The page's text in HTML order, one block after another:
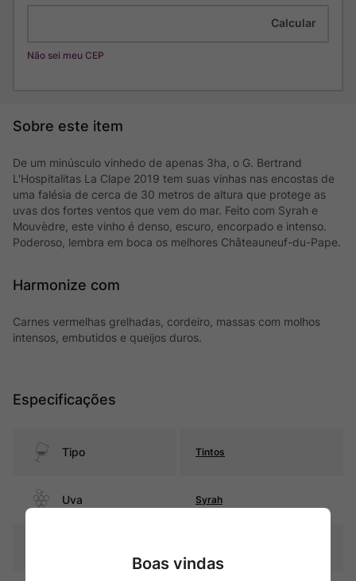
Não sei meu CEP
De um minúsculo vinhedo de apenas 3ha, o G. Bertrand
L'Hospitalitas La Clape 2019 tem suas vinhas nas encostas de
uma falésia de cerca de 30 metros de altura que protege as
uvas dos fortes ventos que vem do mar. Feito com Syrah e
Mouvèdre, este vinho é denso, escuro, encorpado e intenso.
Poderoso, lembra em boca os melhores Châteauneuf-du-Pape.
Harmonize com
Carnes vermelhas grelhadas, cordeiro, massas com molhos
intensos, embutidos e queijos duros.
Especificações
Tipo Tintos
Uva Syrah
Boas vindas